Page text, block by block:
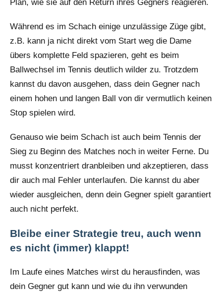
Plan, wie sie auf den Return ihres Gegners reagieren.
Während es im Schach einige unzulässige Züge gibt,
z.B. kann ja nicht direkt vom Start weg die Dame
übers komplette Feld spazieren, geht es beim
Ballwechsel im Tennis deutlich wilder zu. Trotzdem
kannst du davon ausgehen, dass dein Gegner nach
einem hohen und langen Ball von dir vermutlich keinen
Stop spielen wird.
Genauso wie beim Schach ist auch beim Tennis der
Sieg zu Beginn des Matches noch in weiter Ferne. Du
musst konzentriert dranbleiben und akzeptieren, dass
dir auch mal Fehler unterlaufen. Die kannst du aber
wieder ausgleichen, denn dein Gegner spielt garantiert
auch nicht perfekt.
Bleibe einer Strategie treu, auch wenn
es nicht (immer) klappt!
Im Laufe eines Matches wirst du herausfinden, was
dein Gegner gut kann und wie du ihn verwunden